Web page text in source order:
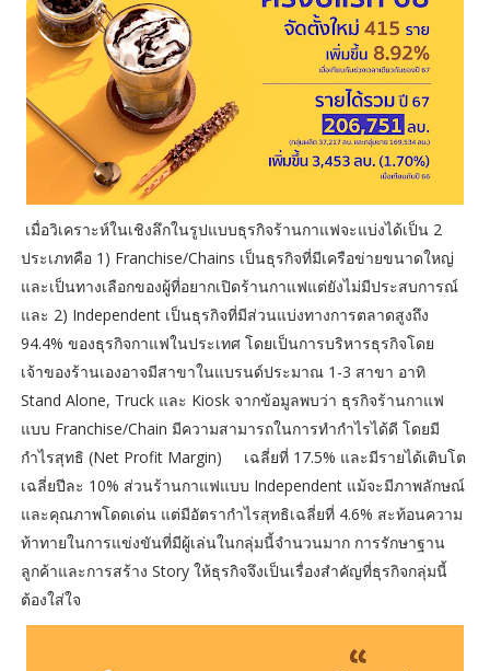
เมื่อวิเคราะห์ในเชิงลึกในรูปแบบธุรกิจร้านกาแฟจะแบ่งได้เป็น 2
ประเภทคือ 1) Franchise/Chains เป็นธุรกิจที่มีเครือข่ายขนาดใหญ่
และเป็นทางเลือกของผู้ที่อยากเปิดร้านกาแฟแต่ยังไม่มีประสบการณ์
และ 2) Independent เป็นธุรกิจที่มีส่วนแบ่งทางการตลาดสูงถึง
94.4% ของธุรกิจกาแฟในประเทศ โดยเป็นการบริหารธุรกิจโดย
เจ้าของร้านเองอาจมีสาขาในแบรนด์ประมาณ 1-3 สาขา อาทิ
Stand Alone, Truck และ Kiosk จากข้อมูลพบว่า ธุรกิจร้านกาแฟ
แบบ Franchise/Chain มีความสามารถในการทำกำไรได้ดี โดยมี
กำไรสุทธิ (Net Profit Margin) เฉลี่ยที่ 17.5% และมีรายได้เติบโต
เฉลี่ยปีละ 10% ส่วนร้านกาแฟแบบ Independent แม้จะมีภาพลักษณ์
และคุณภาพโดดเด่น แต่มีอัตรากำไรสุทธิเฉลี่ยที่ 4.6% สะท้อนความ
ท้าทายในการแข่งขันที่มีผู้เล่นในกลุ่มนี้จำนวนมาก การรักษาฐาน
ลูกค้าและการสร้าง Story ให้ธุรกิจจึงเป็นเรื่องสำคัญที่ธุรกิจกลุ่มนี้
ต้องใส่ใจ